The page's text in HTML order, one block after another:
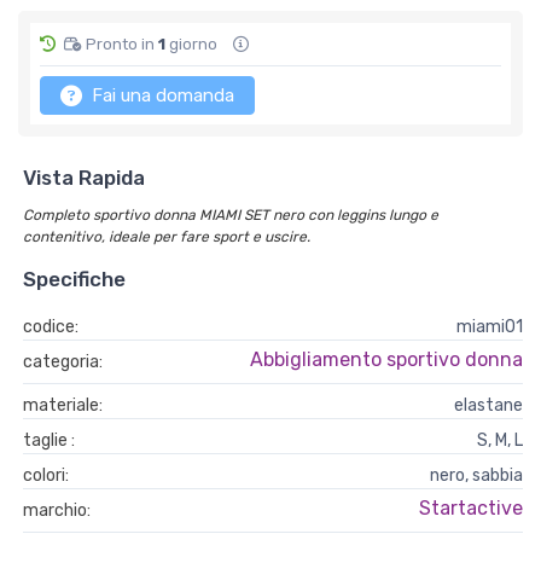
Pronto in 1 giorno
Fai una domanda
Vista Rapida
Completo sportivo donna MIAMI SET nero con leggins lungo e
contenitivo, ideale per fare sport e uscire.
Specifiche
codice:
miami01
categoria:
Abbigliamento sportivo donna
materiale:
elastane
taglie :
S, M, L
colori:
nero, sabbia
marchio:
Startactive